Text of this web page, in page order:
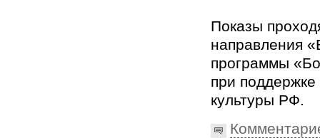
Показы
направления
программы
при
культуры РФ.